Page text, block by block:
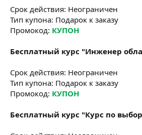
Срок действия: Неограничен
Тип купона: Подарок к заказу
Промокод: КУПОН
Бесплатный курс "Инженер
Срок действия: Неограничен
Тип купона: Подарок к заказу
Промокод: КУПОН
Бесплатный курс "Курс по